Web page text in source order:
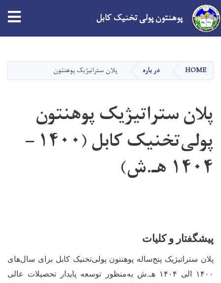
main
content
پوهنتون پولی تخنیک کابل
HOME در باره پلان ستراتیژیک پوهنتون
پلان ستراتیژیک پوهنتون
پولی‌تخنیک کابل (۱۴۰۰ –
۱۴۰۴ هـ.ش)
پیشگفتار و کلیات
پلان ستراتیژیک پنج‌ساله پوهنتون پولی‌تخنیک کابل برای سال‌های
۱۴۰۰
الی ۱۴۰۴ هـ.ش به‌منظور توسعه پایدار تحصیلات عالی